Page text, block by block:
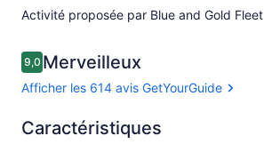
Activité proposée par Blue and Gold Fleet
Avis
9,09,0 sur 10 –
Merveilleux
Afficher les 614 avis GetYourGuide
9.09.0 sur 10
Merveilleux
Caractéristiques